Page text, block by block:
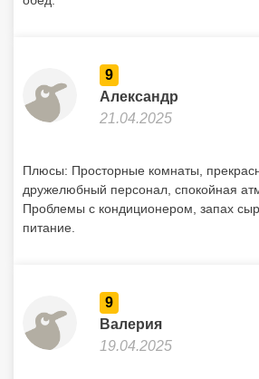
9
Александр
21.04.2025
Плюсы: Просторные комнаты,
дружелюбный персонал, спокойная
Проблемы с кондиционером, запах
питание.
9
Валерия
19.04.2025